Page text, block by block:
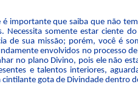
importante que saiba que não
somente estar ciente
de sua missão; porém, você é
envolvidos no processo
no plano Divino, pois ele não
e talentos interiores,
gota de Divindade dentro